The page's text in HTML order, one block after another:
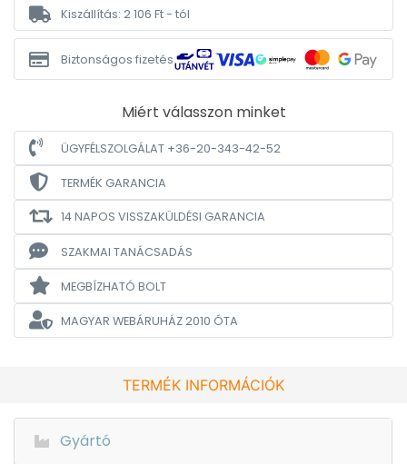
Kiszállítás: 2 106 Ft - tól
Biztonságos fizetés
Miért válasszon minket
ÜGYFÉLSZOLGÁLAT +36-20-343-42-52
TERMÉK GARANCIA
14 NAPOS VISSZAKÜLDÉSI GARANCIA
SZAKMAI TANÁCSADÁS
MEGBÍZHATÓ BOLT
MAGYAR WEBÁRUHÁZ2010 ÓTA
TERMÉK INFORMÁCIÓK
Gyártó